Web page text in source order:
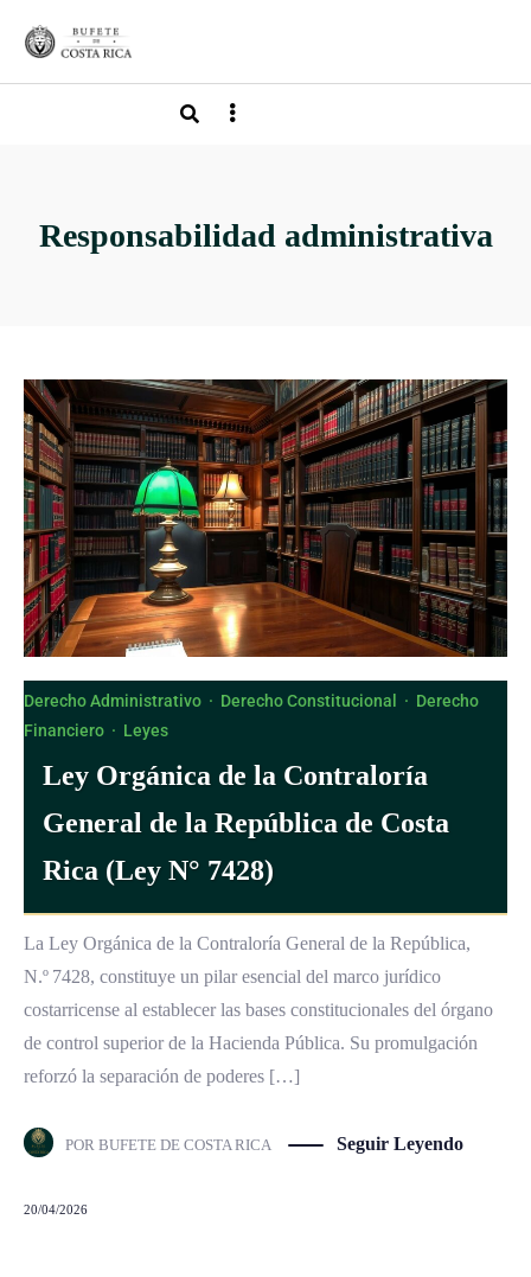
Responsabilidad administrativa
Derecho Administrativo · Derecho Constitucional · Derecho
Financiero · Leyes
Ley Orgánica de la Contraloría
General de la República de Costa
Rica (Ley N° 7428)
La Ley Orgánica de la Contraloría General de la República,
N.º 7428, constituye un pilar esencial del marco jurídico
costarricense al establecer las bases constitucionales del órgano
de control superior de la Hacienda Pública. Su promulgación
reforzó la separación de poderes […]
POR BUFETE DE COSTA RICA Seguir Leyendo
20/04/2026